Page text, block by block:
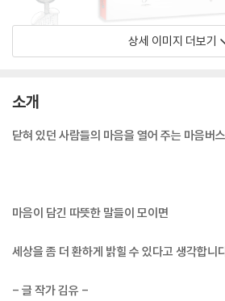
상세 이미지 더보기
소개
닫혀 있던 사람들의 마음을 열어 주는 마음버
마음이 담긴 따뜻한 말들이 모이면
세상을 좀 더 환하게 밝힐 수 있다고 생각합니
- 글 작가 김유 -